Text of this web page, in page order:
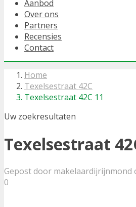
Aanbod
Over ons
Partners
Recensies
Contact
Home
Texelsestraat 42C
Texelsestraat 42C 11
Uw zoekresultaten
Texelsestraat
Gepost door makelaardijrijnmond
0